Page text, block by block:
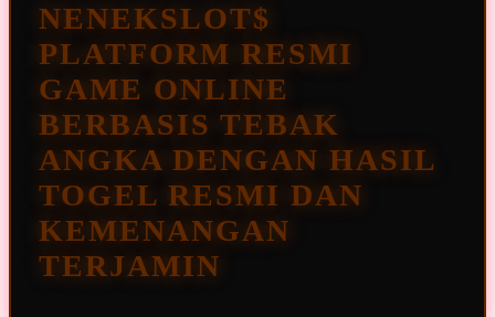
yangNENEKSLOT$
PLATFORM RESMI
GAME ONLINE
BERBASIS TEBAK
ANGKA DENGAN HASIL
TOGEL RESMI DAN
KEMENANGAN
TERJAMIN